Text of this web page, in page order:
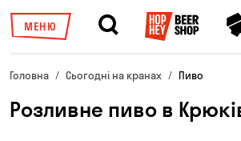
МЕНЮ
Головна Сьогодні на кранах Пиво
Розливне пиво в